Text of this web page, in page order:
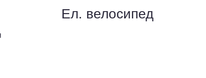
Ел. велосипед